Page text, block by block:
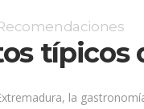
típicos
la